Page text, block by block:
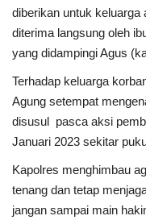
diberikan untuk keluarga
diterima langsung oleh
yang didampingi Agus
Terhadap keluarga
Agung setempat
disusul pasca aksi
Januari 2023 sekitar
Kapolres menghimbau
tenang dan tetap
jangan sampai main